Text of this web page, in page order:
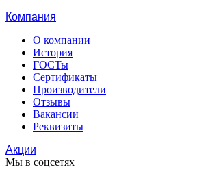
Компания
О компании
История
ГОСТы
Сертификаты
Производители
Отзывы
Вакансии
Реквизиты
Акции
Мы в соцсетях